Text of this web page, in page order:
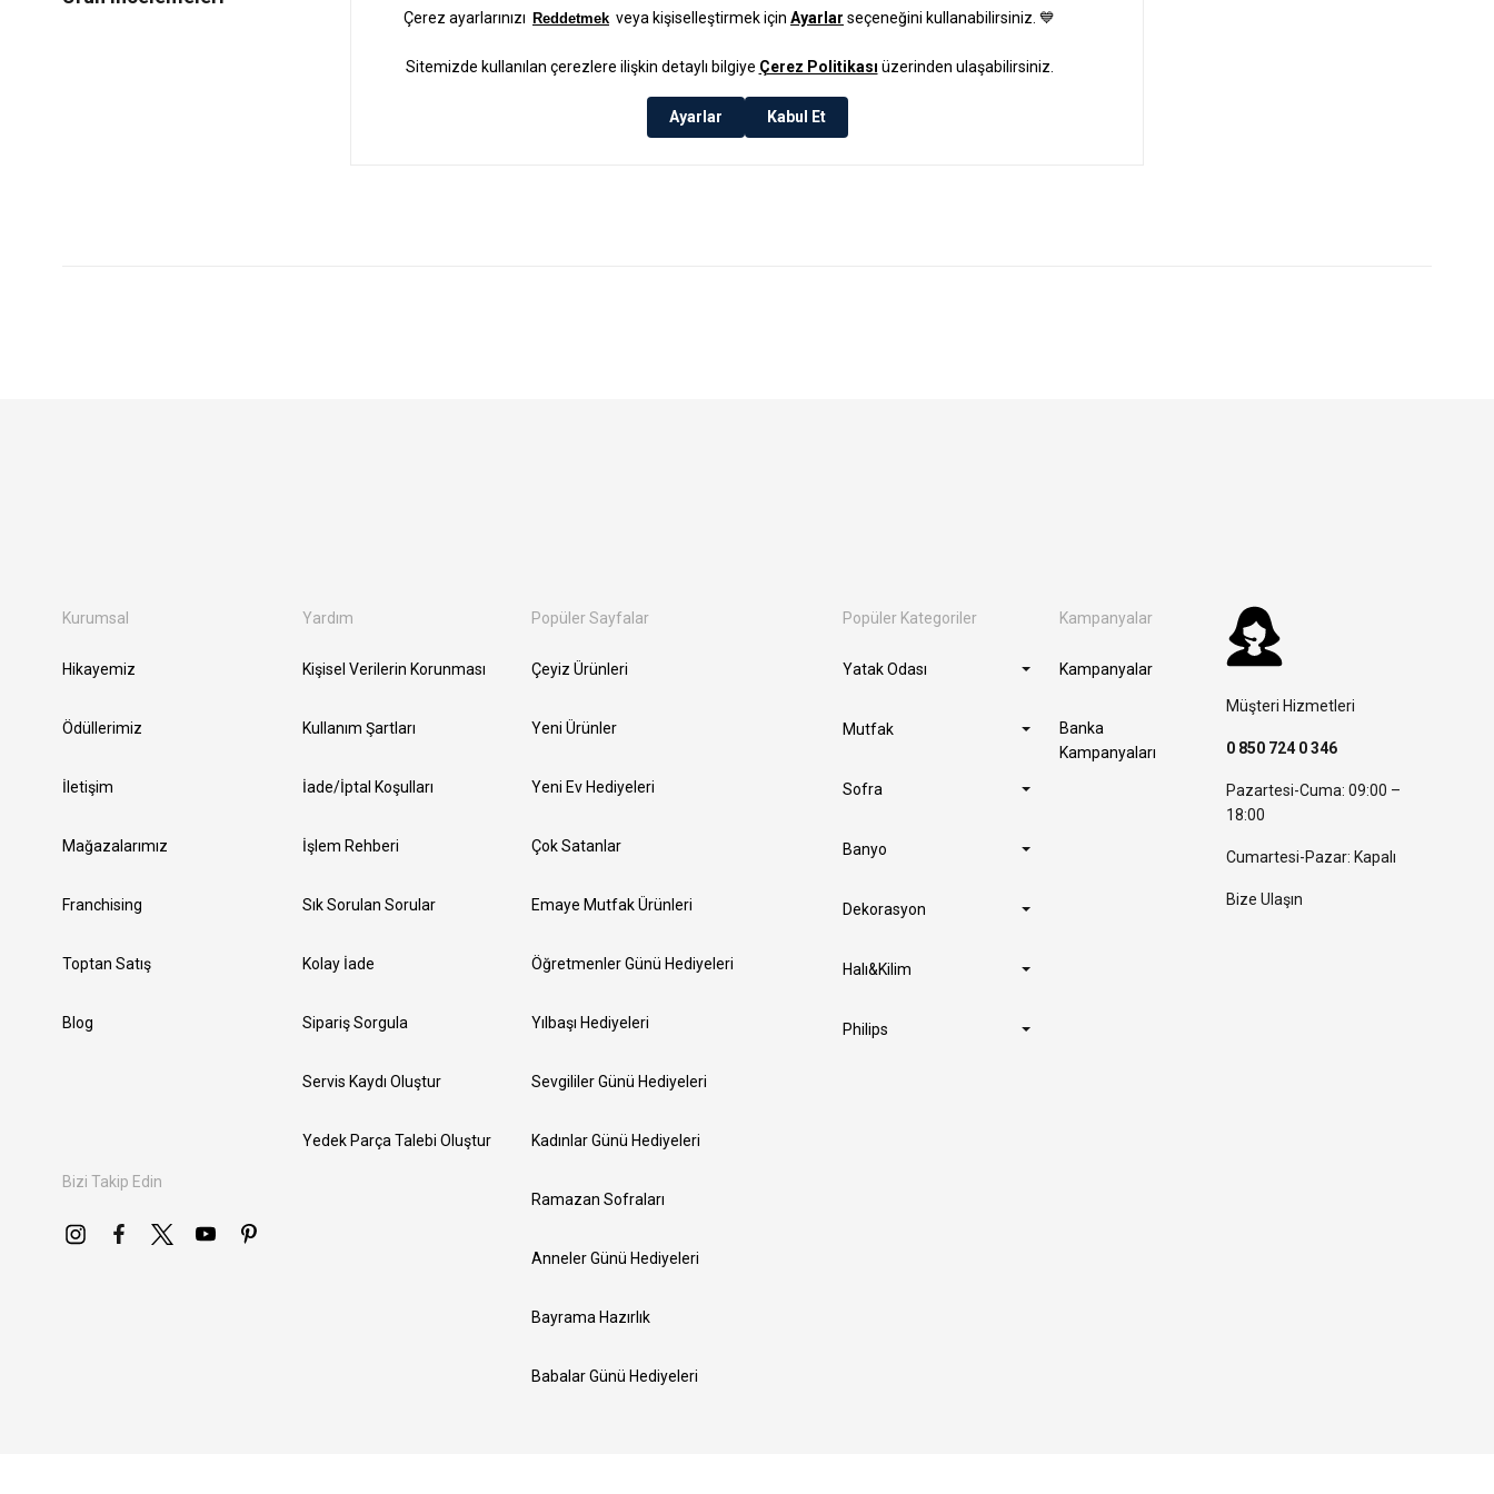
Kurumsal
Hikayemiz
Ödüllerimiz
İletişim
Mağazalarımız
Franchising
Toptan Satış
Blog
Bizi Takip Edin
Yardım
Kişisel Verilerin Korunması
Kullanım Şartları
İade/İptal Koşulları
İşlem Rehberi
Sık Sorulan Sorular
Kolay İade
Sipariş Sorgula
Servis Kaydı Oluştur
Yedek Parça Talebi Oluştur
Popüler Sayfalar
Çeyiz Ürünleri
Yeni Ürünler
Yeni Ev Hediyeleri
Çok Satanlar
Emaye Mutfak Ürünleri
Öğretmenler Günü Hediyeleri
Yılbaşı Hediyeleri
Sevgililer Günü Hediyeleri
Kadınlar Günü Hediyeleri
Ramazan Sofraları
Anneler Günü Hediyeleri
Bayrama Hazırlık
Babalar Günü Hediyeleri
Popüler Kategoriler
Yatak Odası
Mutfak
Sofra
Banyo
Dekorasyon
Halı&Kilim
Philips
Kampanyalar
Kampanyalar
Banka
Kampanyaları
Müşteri Hizmetleri
0 850 724 0 346
Pazartesi-Cuma: 09:00 –
18:00
Cumartesi-Pazar: Kapalı
Bize Ulaşın